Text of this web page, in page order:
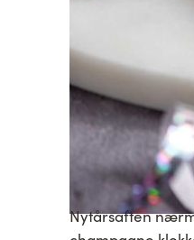
Nytårsaften